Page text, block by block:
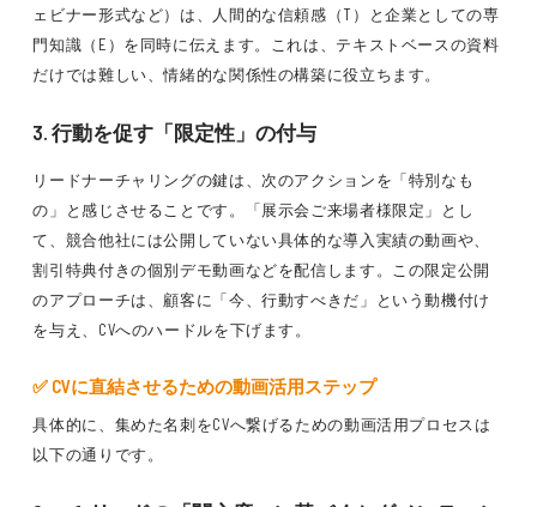
ェビナー形式など）は、人間的な信頼感（T）と企業としての専
門知識（E）を同時に伝えます。これは、テキストベースの資料
だけでは難しい、情緒的な関係性の構築に役立ちます。
3. 行動を促す「限定性」の付与
リードナーチャリングの鍵は、次のアクションを「特別なも
の」と感じさせることです。「展示会ご来場者様限定」とし
て、競合他社には公開していない具体的な導入実績の動画や、
割引特典付きの個別デモ動画などを配信します。この限定公開
のアプローチは、顧客に「今、行動すべきだ」という動機付け
を与え、CVへのハードルを下げます。
✅ CVに直結させるための動画活用ステップ
具体的に、集めた名刺をCVへ繋げるための動画活用プロセスは
以下の通りです。